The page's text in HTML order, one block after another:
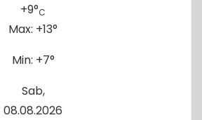
+9°C
Max: +13°
Min: +7°
Sab,
08.08.2026